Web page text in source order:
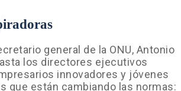
general de la ONU, Antonio
los directores ejecutivos
innovadores y jóvenes
que están cambiando las normas: